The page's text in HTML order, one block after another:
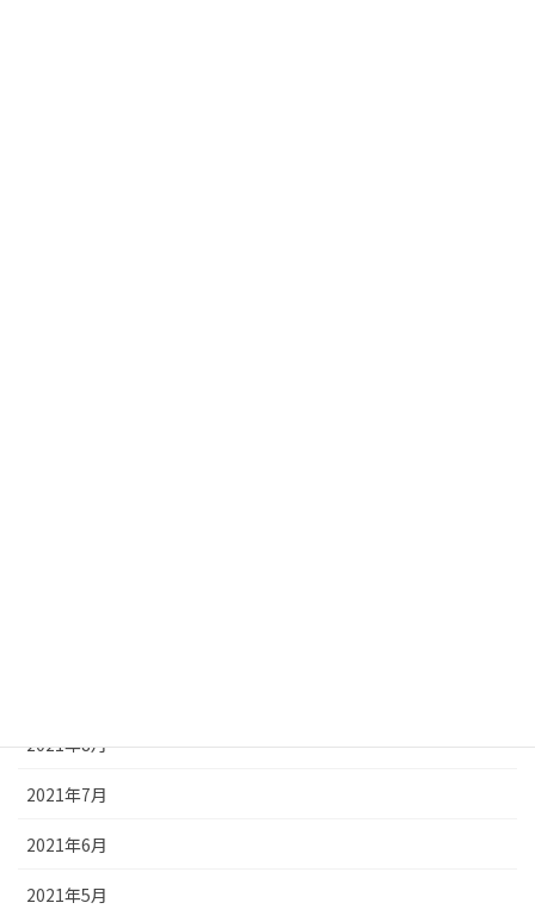
2021年8月
2021年7月
2021年6月
2021年5月